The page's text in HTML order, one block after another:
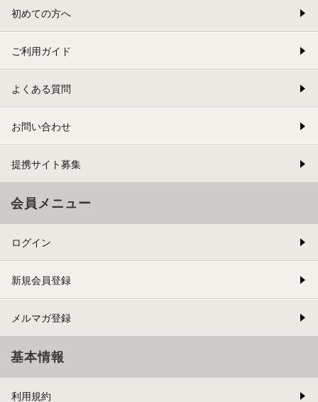
初めての方へ
ご利用ガイド
よくある質問
お問い合わせ
提携サイト募集
会員メニュー
ログイン
新規会員登録
メルマガ登録
基本情報
利用規約